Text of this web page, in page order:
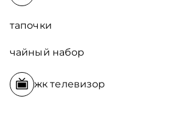
тапочки
чайный набор
жк телевизор